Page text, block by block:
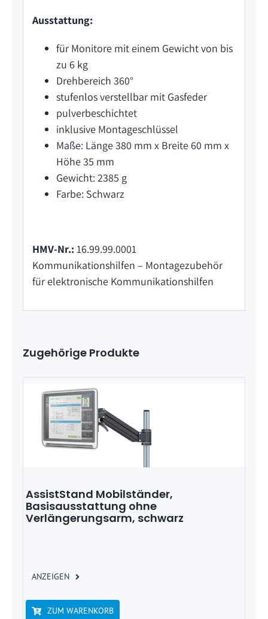
Ausstattung:
für Monitore mit einem Gewicht von bis
zu 6 kg
Drehbereich 360°
stufenlos verstellbar mit Gasfeder
pulverbeschichtet
inklusive Montageschlüssel
Maße: Länge 380 mm x Breite 60 mm x
Höhe 35 mm
Gewicht: 2385 g
Farbe: Schwarz
HMV-Nr.: 16.99.99.0001
Kommunikationshilfen – Montagezubehör
für elektronische Kommunikationshilfen
Zugehörige Produkte
AssistStand Mobilständer,
Basisausstattung ohne
Verlängerungsarm, schwarz
ANZEIGEN
ZUM WARENKORB